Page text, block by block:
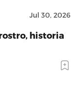
Jul 30, 2026
historia